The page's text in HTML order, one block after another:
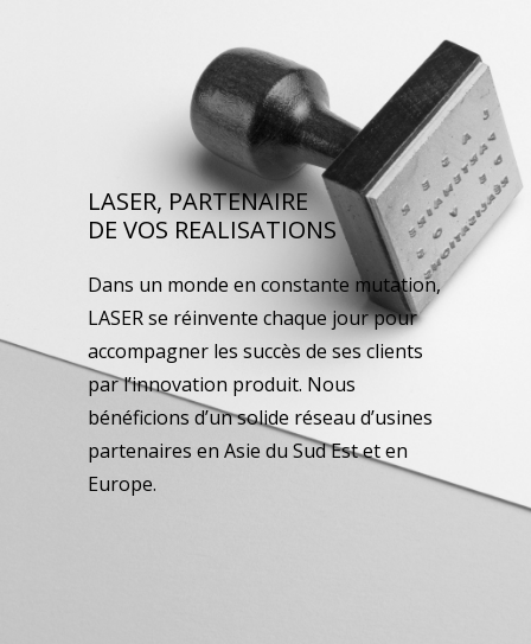
LASER, PARTENAIRE
DE VOS REALISATIONS
Dans un monde en constante mutation,
LASER se réinvente chaque jour pour
accompagner les succès de ses clients
par l’innovation produit. Nous
bénéficions d’un solide réseau d’usines
partenaires en Asie du Sud Est et en
Europe.